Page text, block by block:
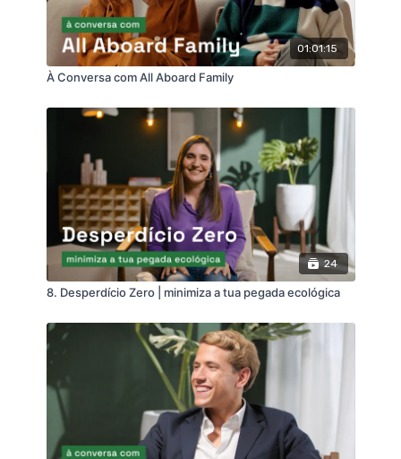
01:01:15
À Conversa com All Aboard Family
24
8. Desperdício Zero | minimiza a tua pegada ecológica